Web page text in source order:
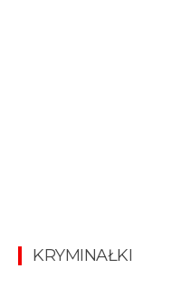
KRYMINAŁKI